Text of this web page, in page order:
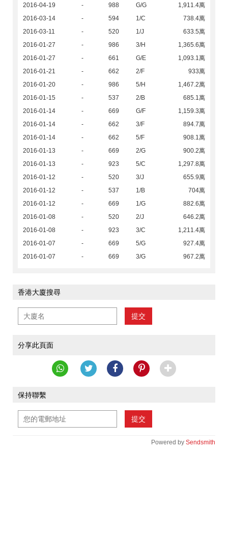
2016-04-19
- 988 G/G
1,911.4萬
2016-03-14
- 594 1/C
738.4萬
2016-03-11
- 520 1/J
633.5萬
2016-01-27
- 986 3/H
1,365.6萬
2016-01-27
- 661 G/E
1,093.1萬
2016-01-21
- 662 2/F
933萬
2016-01-20
- 986 5/H
1,467.2萬
2016-01-15
- 537 2/B
685.1萬
2016-01-14
- 669 G/F
1,159.3萬
2016-01-14
- 662 3/F
894.7萬
2016-01-14
- 662 5/F
908.1萬
2016-01-13
- 669 2/G
900.2萬
2016-01-13
- 923 5/C
1,297.8萬
2016-01-12
- 520 3/J
655.9萬
2016-01-12
- 537 1/B
704萬
2016-01-12
- 669 1/G
882.6萬
2016-01-08
- 520 2/J
646.2萬
2016-01-08
- 923 3/C
1,211.4萬
2016-01-07
- 669 5/G
927.4萬
2016-01-07
- 669 3/G 967.2萬
香港大廈搜尋
提交
分享此頁面
保持聯繫
提交
Powered by Sendsmith